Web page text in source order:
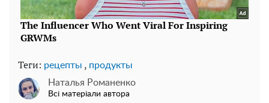
Теги: рецепты , продукты
Наталья Романенко
Всі матеріали автора